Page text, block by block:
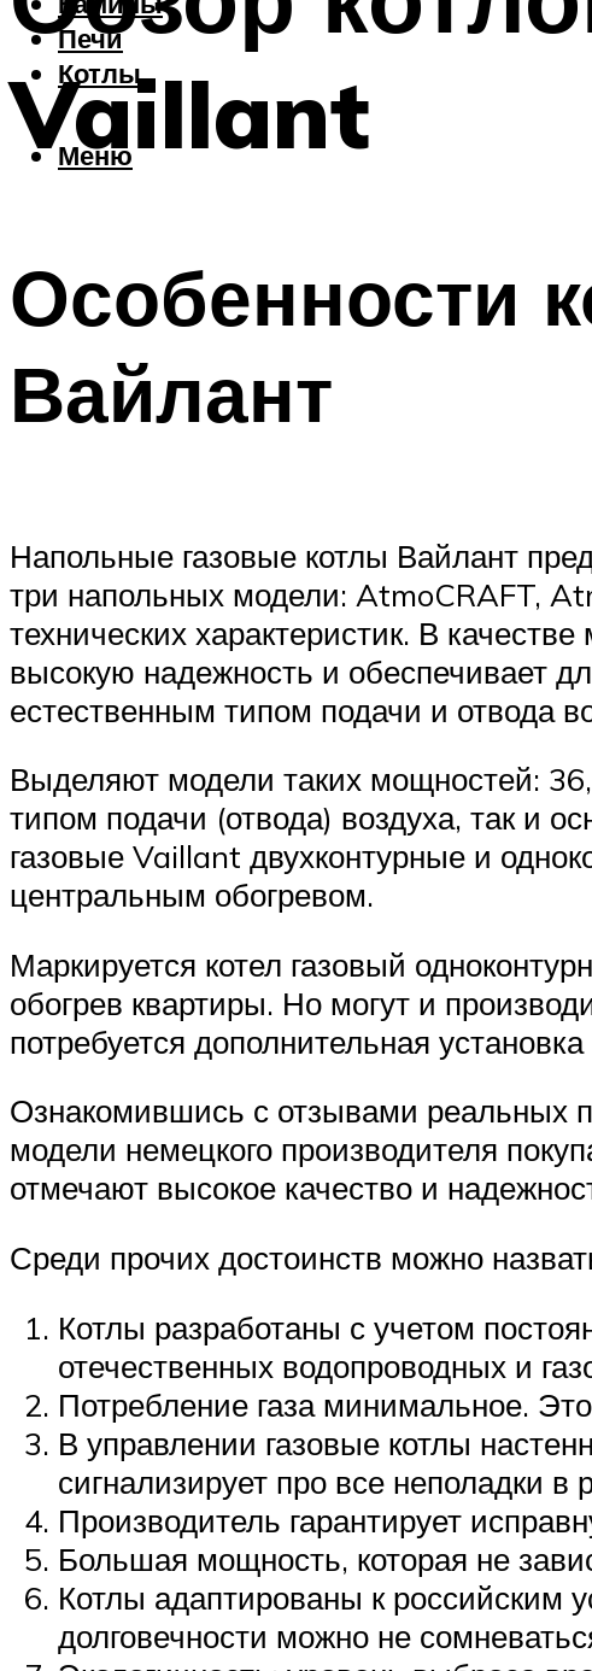
Печи
Котлы
Меню
Vaillant
Особенности
Вайлант
Напольные газовые котлы Вайлант
три напольных модели: AtmoCRAFT,
технических характеристик. В
высокую надежность и обеспечивает
естественным типом подачи и отвода
Выделяют модели таких мощностей:
типом подачи (отвода) воздуха, так и
газовые Vaillant двухконтурные и
центральным обогревом.
Маркируется котел газовый
обогрев квартиры. Но могут и
потребуется дополнительная
Ознакомившись с отзывами реальных
модели немецкого производителя
отмечают высокое качество и
Среди прочих достоинств можно
Котлы разработаны с учетом
отечественных водопроводных и
Потребление газа минимальное.
В управлении газовые котлы
сигнализирует про все неполадки в
Производитель гарантирует
Большая мощность, которая не
Котлы адаптированы к российским
долговечности можно не